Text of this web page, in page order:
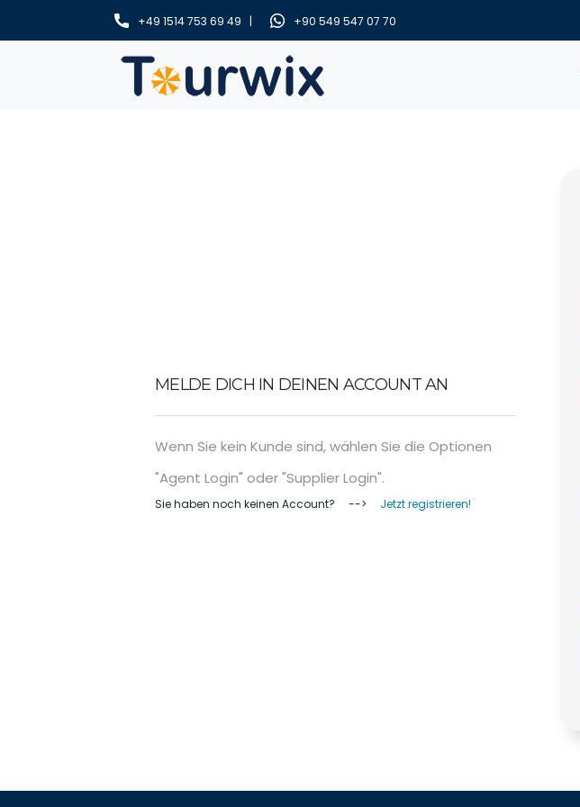
+49 1514 753 69 49 | +90 549 547 07 70
MELDE DICH IN DEINEN ACCOUNT AN
Wenn Sie kein Kunde sind, wählen Sie die Optionen
"Agent Login" oder "Supplier Login".
Sie haben noch keinen Account? --> Jetzt registrieren!